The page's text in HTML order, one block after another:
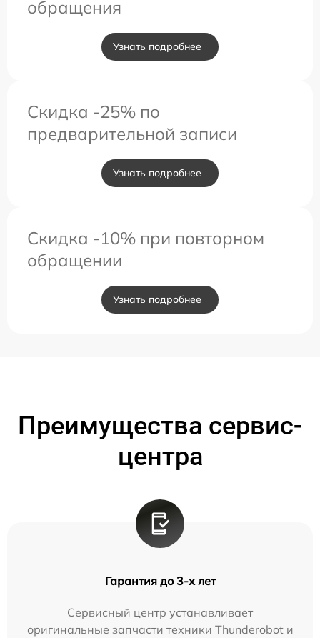
обращения
Узнать подробнее
Скидка -25% по
предварительной записи
Узнать подробнее
Скидка -10% при повторном
обращении
Узнать подробнее
Преимущества сервис-
центра
Гарантия до 3-х лет
Сервисный центр устанавливает
оригинальные запчасти техники Thunderobot и